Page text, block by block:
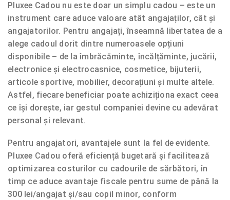
Pluxee Cadou nu este doar un simplu cadou – este un
instrument care aduce valoare atât angajaților, cât și
angajatorilor. Pentru angajați, înseamnă libertatea de a
alege cadoul dorit dintre numeroasele opțiuni
disponibile – de la îmbrăcăminte, încălțăminte, jucării,
electronice și electrocasnice, cosmetice, bijuterii,
articole sportive, mobilier, decorațiuni și multe altele.
Astfel, fiecare beneficiar poate achiziționa exact ceea
ce își dorește, iar gestul companiei devine cu adevărat
personal și relevant.
Pentru angajatori, avantajele sunt la fel de evidente.
Pluxee Cadou oferă eficiență bugetară și facilitează
optimizarea costurilor cu cadourile de sărbători, în
timp ce aduce avantaje fiscale pentru sume de până la
300 lei/angajat și/sau copil minor, conform